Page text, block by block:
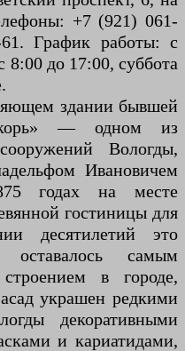
+7 (921) 061-
График работы: с
8:00 до 17:00, суббота
здании бывшей
— одном из
Вологды,
Ивановичем
годах на месте
гостиницы для
десятилетий это
оставалось самым
в городе,
украшен редкими
декоративными
и кариатидами,